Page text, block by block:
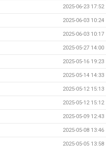
2025-06-23 17:52
2025-06-03 10:24
2025-06-03 10:17
2025-05-27 14:00
2025-05-16 19:23
2025-05-14 14:33
2025-05-12 15:13
2025-05-12 15:12
2025-05-09 12:43
2025-05-08 13:46
2025-05-05 13:58